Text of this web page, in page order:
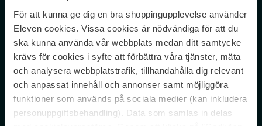
För att kunna ge dig en bra shoppingupplevelse använder
Eleven cookies. Vissa cookies är nödvändiga för att du
ska kunna använda vår webbplats medan ditt samtycke
krävs för cookies i syfte att förbättra våra tjänster, mäta
och analysera webbplatstrafik, tillhandahålla dig relevant
och anpassat innehåll och annonser samt möjliggöra
funktioner som används på sociala medier (kan inkludera
personuppgiftsbehandling). Data som samlas in delas
Never miss a beat.
Sign up to our newsletter.
Genom att prenumerera accepterar du vår Integritetspolicy. Avprenumerera